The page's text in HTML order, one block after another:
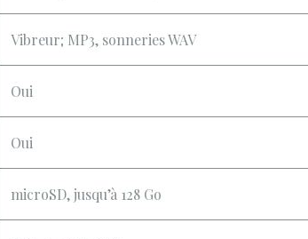
Vibreur; MP3, sonneries WAV
Oui
Oui
microSD, jusqu’à 128 Go